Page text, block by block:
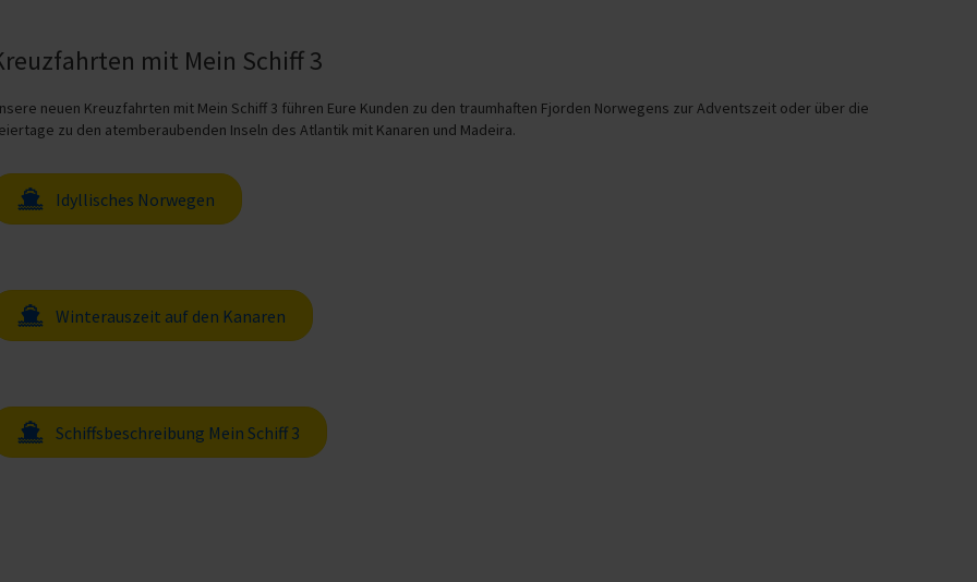
mit Mein Schiff 3
neuen Kreuzfahrten mit Mein Schiff 3 führen Eure Kunden zu den traumhaften Fjorden Norwegens zur Adventszeit oder über die
zu den atemberaubenden Inseln des Atlantik mit Kanaren und Madeira.
Idyllisches Norwegen
Winterauszeit auf den Kanaren
Schiffsbeschreibung Mein Schiff 3